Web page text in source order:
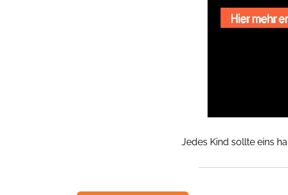
Jedes Kind sollte eins